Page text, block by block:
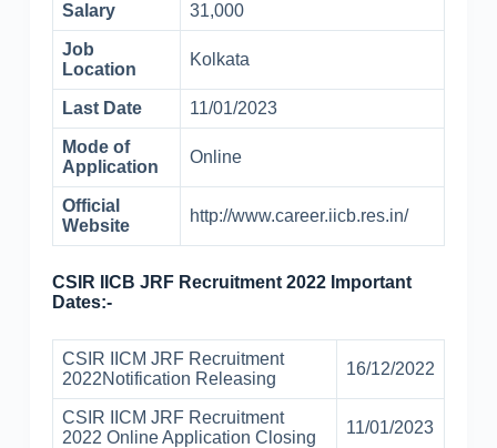
Salary 31,000
Job
Location
Kolkata
Last Date 11/01/2023
Mode of
Application
Online
Official
Website
http://www.career.iicb.res.in/
CSIR IICB JRF Recruitment 2022 Important
Dates:-
CSIR IICM JRF Recruitment
2022Notification Releasing
16/12/2022
CSIR IICM JRF Recruitment
2022 Online Application Closing
11/01/2023